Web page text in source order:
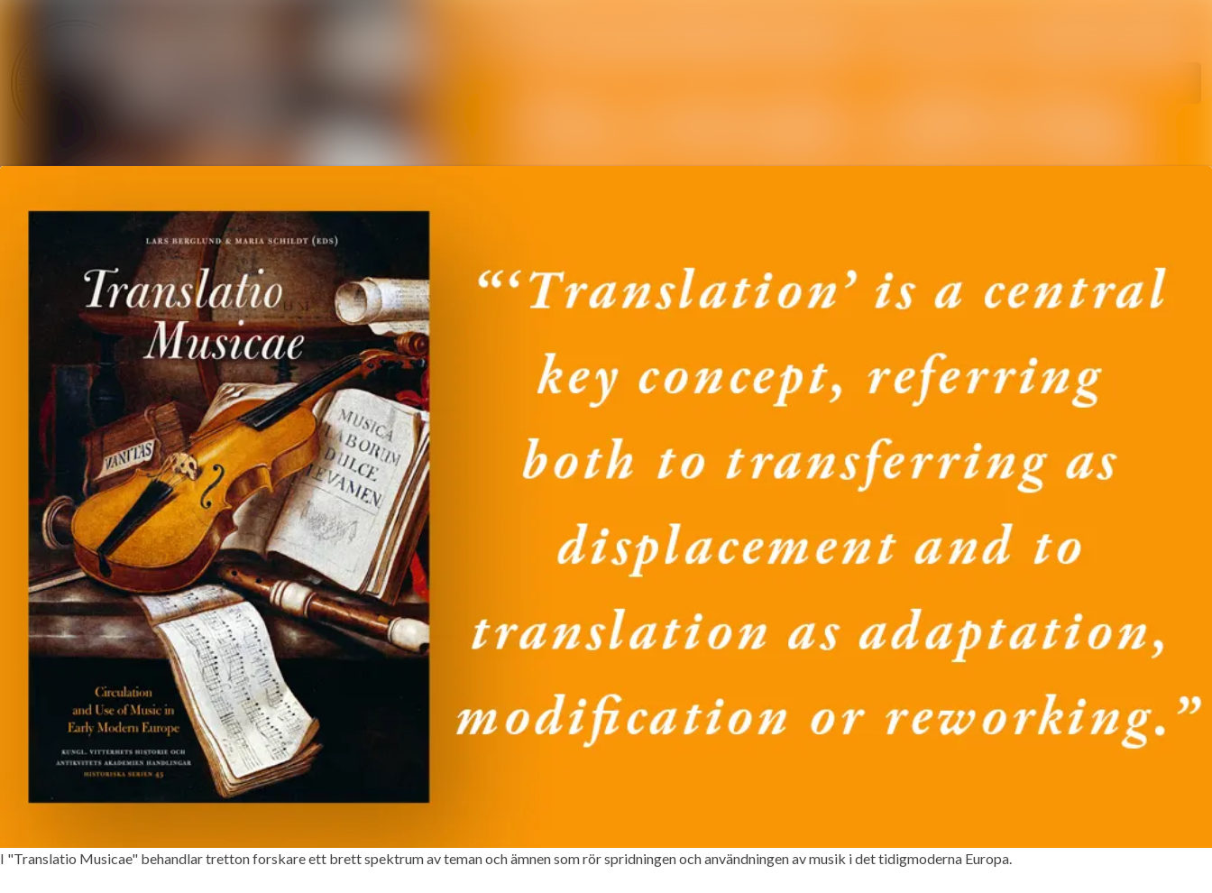
I "Translatio Musicae" behandlar tretton forskare ett brett spektrum av teman och ämnen som rör spridningen och användningen av musik i det tidigmoderna Europa.